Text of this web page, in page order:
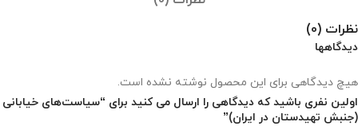
نظرات (0)
دیدگاهها
هیچ دیدگاهی برای این محصول نوشته نشده است.
اولین نفری باشید که دیدگاهی را ارسال می کنید برای “سیاست‌های خیابانی
(جنبش تهیدستان در ایران)”